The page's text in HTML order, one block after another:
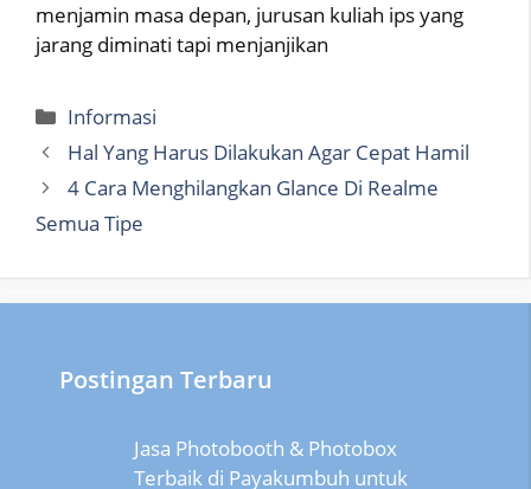
menjamin masa depan, jurusan kuliah ips yang
jarang diminati tapi menjanjikan
Categories
Informasi
Hal Yang Harus Dilakukan Agar Cepat Hamil
4 Cara Menghilangkan Glance Di Realme
Semua Tipe
Postingan Terbaru
Jasa Photobooth & Photobox
Terbaik di Payakumbuh untuk